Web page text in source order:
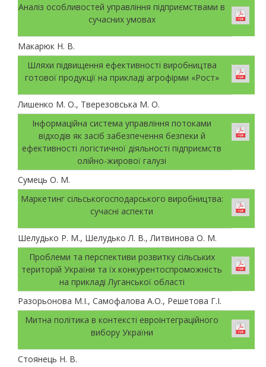
Аналіз особливостей управління підприємствами в
сучасних умовах
Макарюк Н. В.
Шляхи підвищення ефективності виробництва
готової продукції на прикладі агрофірми «Рост»
Лишенко М. О., Тверезовська М. О.
Інформаційна система управління потоками
відходів як засіб забезпечення безпеки й
ефективності логістичної діяльності підприємств
олійно-жирової галузі
Сумець О. М.
Маркетинг сільськогосподарського виробництва:
сучасні аспекти
Шелудько Р. М., Шелудько Л. В., Литвинова О. М.
Проблеми та перспективи розвитку сільських
територій України та їх конкурентоспроможність
на прикладі Луганської області
Разорьонова М.І., Самофалова А.О., Решетова Г.І.
Митна політика в контексті евроінтеграційного
вибору України
Стоянець Н. В.